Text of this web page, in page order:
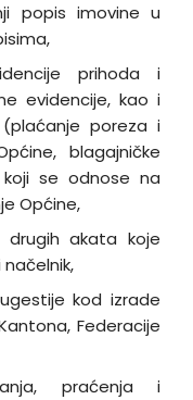
popis imovine u
prihoda i
evidencije, kao i
poreza i
blagajničke
se odnose na
Općine,
drugih akata koje
kod izrade
Federacije
praćenja i